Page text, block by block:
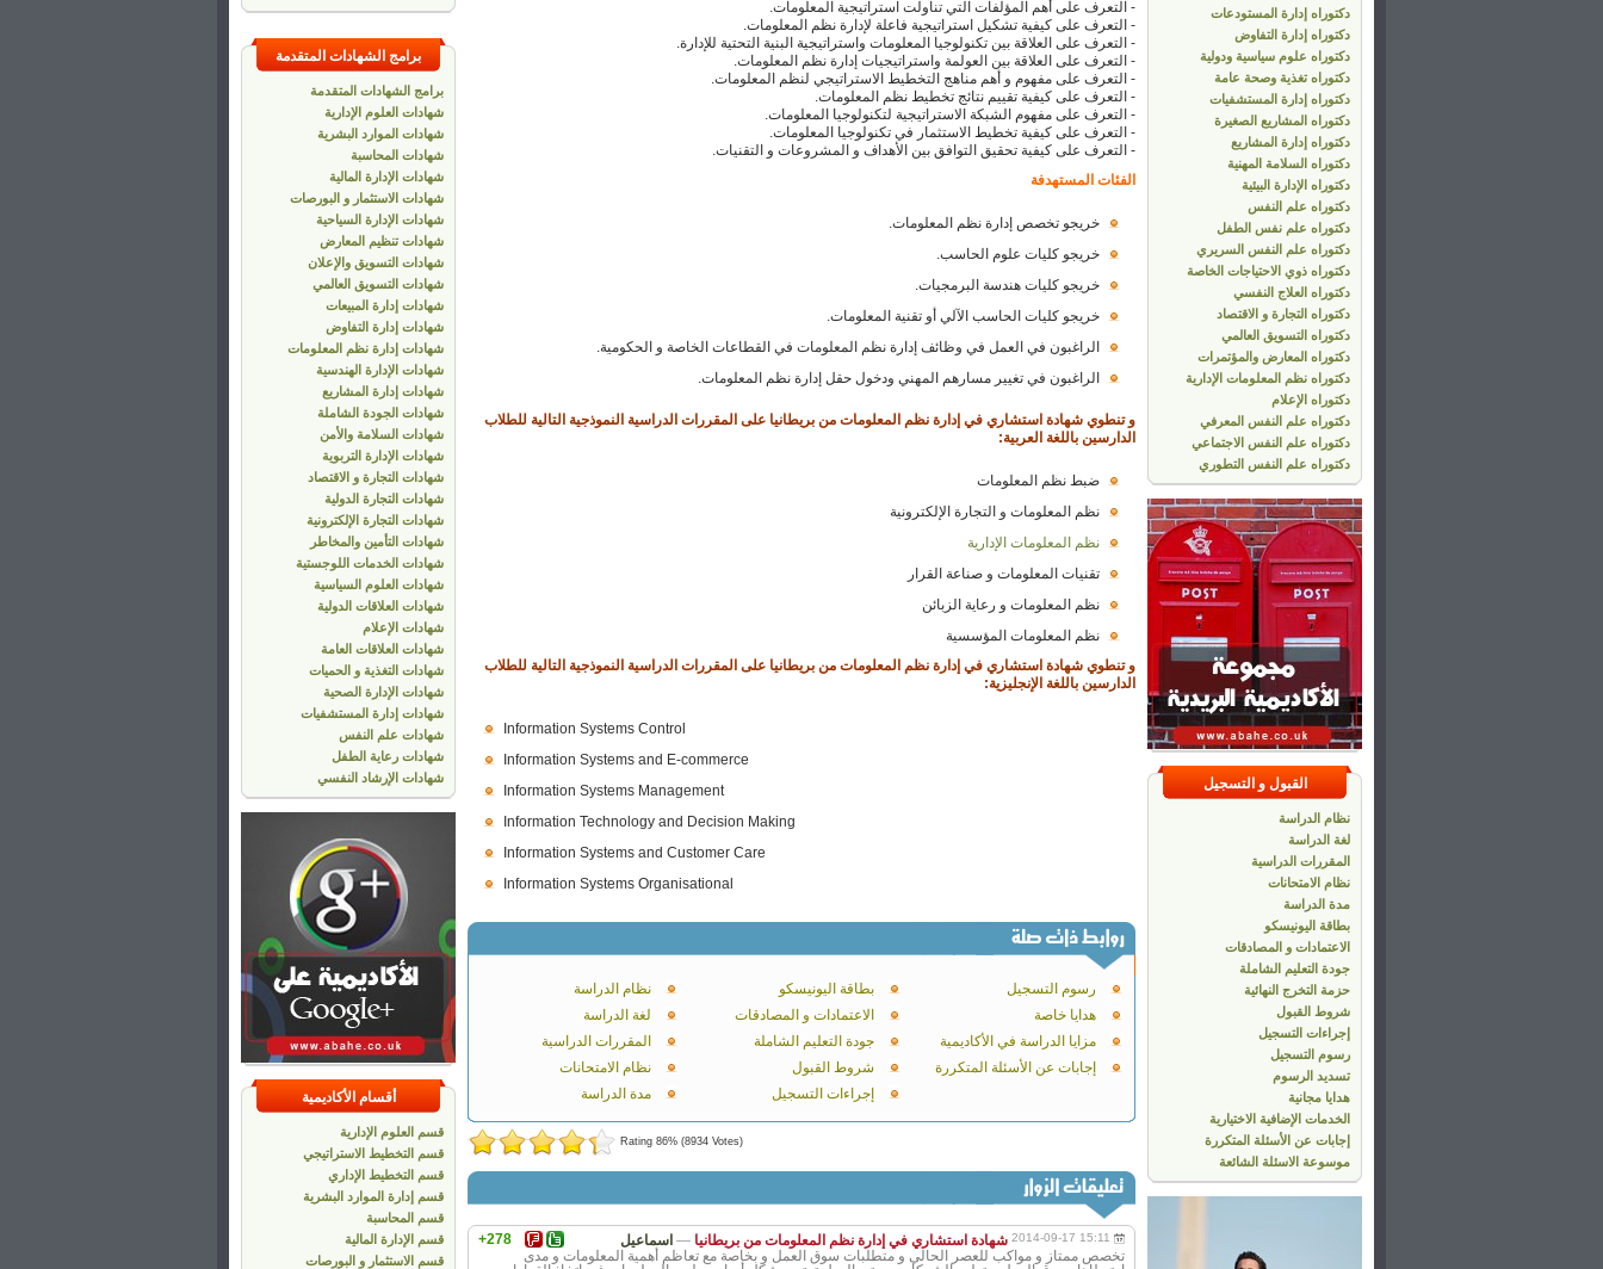
برامج الشهادات المتقدمة
برامج الشهادات المتقدمة
شهادات العلوم الإدارية
شهادات الموارد البشرية
شهادات المحاسبة
شهادات الإدارة المالية
شهادات الاستثمار و البورصات
شهادات الإدارة السياحية
شهادات تنظيم المعارض
شهادات التسويق والإعلان
شهادات التسويق العالمي
شهادات إدارة المبيعات
شهادات إدارة التفاوض
شهادات إدارة نظم المعلومات
شهادات الإدارة الهندسية
شهادات إدارة المشاريع
شهادات الجودة الشاملة
شهادات السلامة والأمن
شهادات الإدارة التربوية
شهادات التجارة و الاقتصاد
شهادات التجارة الدولية
شهادات التجارة الإلكترونية
شهادات التأمين والمخاطر
شهادات الخدمات اللوجستية
شهادات العلوم السياسية
شهادات العلاقات الدولية
شهادات الإعلام
شهادات العلاقات العامة
شهادات التغذية و الحميات
شهادات الإدارة الصحية
شهادات إدارة المستشفيات
شهادات علم النفس
شهادات رعاية الطفل
شهادات الإرشاد النفسي
أقسام الأكاديمية
قسم العلوم الإدارية
قسم التخطيط الاستراتيجي
قسم التخطيط الإداري
قسم إدارة الموارد البشرية
قسم المحاسبة
قسم الإدارة المالية
قسم الاستثمار و البورصات
- التعرف على أهم المؤلفات التي تناولت استراتيجية المعلومات.
- التعرف على كيفية تشكيل استراتيجية فاعلة لإدارة نظم المعلومات.
- التعرف على العلاقة بين تكنولوجيا المعلومات واستراتيجية البنية التحتية للإدارة.
- التعرف على العلاقة بين العولمة واستراتيجيات إدارة نظم المعلومات.
- التعرف على مفهوم و أهم مناهج التخطيط الاستراتيجي لنظم المعلومات.
- التعرف على كيفية تقييم نتائج تخطيط نظم المعلومات.
- التعرف على مفهوم الشبكة الاستراتيجية لتكنولوجيا المعلومات.
- التعرف على كيفية تخطيط الاستثمار في تكنولوجيا المعلومات.
- التعرف على كيفية تحقيق التوافق بين الأهداف و المشروعات و التقنيات.
الفئات المستهدفة
خريجو تخصص إدارة نظم المعلومات.
خريجو كليات علوم الحاسب.
خريجو كليات هندسة البرمجيات.
خريجو كليات الحاسب الآلي أو تقنية المعلومات.
الراغبون في العمل في وظائف إدارة نظم المعلومات في القطاعات الخاصة و الحكومية.
الراغبون في تغيير مسارهم المهني ودخول حقل إدارة نظم المعلومات.
و تنطوي شهادة استشاري في إدارة نظم المعلومات من بريطانيا على المقررات الدراسية النموذجية التالية للطلاب
الدارسين باللغة العربية:
ضبط نظم المعلومات
نظم المعلومات و التجارة الإلكترونية
نظم المعلومات الإدارية
تقنيات المعلومات و صناعة القرار
نظم المعلومات و رعاية الزبائن
نظم المعلومات المؤسسية
و تنطوي شهادة استشاري في إدارة نظم المعلومات من بريطانيا على المقررات الدراسية النموذجية التالية للطلاب
الدارسين باللغة الإنجليزية:
Information Systems Control
Information Systems and E-commerce
Information Systems Management
Information Technology and Decision Making
Information Systems and Customer Care
Information Systems Organisational
رسوم التسجيل
هدايا خاصة
مزايا الدراسة في الأكاديمية
إجابات عن الأسئلة المتكررة
بطاقة اليونيسكو
الاعتمادات و المصادقات
جودة التعليم الشاملة
شروط القبول
إجراءات التسجيل
نظام الدراسة
لغة الدراسة
المقررات الدراسية
نظام الامتحانات
مدة الدراسة
Rating 86% (8934 Votes)
+278 شهادة استشاري في إدارة نظم المعلومات من بريطانيا — اسماعيل 2014-09-17 15:11
تخصص ممتاز و مواكب للعصر الحالي و متطلبات سوق العمل و بخاصة مع تعاظم أهمية المعلومات و مدى
دكتوراه إدارة المستودعات
دكتوراه إدارة التفاوض
دكتوراه علوم سياسية ودولية
دكتوراه تغذية وصحة عامة
دكتوراه إدارة المستشفيات
دكتوراه المشاريع الصغيرة
دكتوراه إدارة المشاريع
دكتوراه السلامة المهنية
دكتوراه الإدارة البيئية
دكتوراه علم النفس
دكتوراه علم نفس الطفل
دكتوراه علم النفس السريري
دكتوراه ذوي الاحتياجات الخاصة
دكتوراه العلاج النفسي
دكتوراه التجارة و الاقتصاد
دكتوراه التسويق العالمي
دكتوراه المعارض والمؤتمرات
دكتوراه نظم المعلومات الإدارية
دكتوراه الإعلام
دكتوراه علم النفس المعرفي
دكتوراه علم النفس الاجتماعي
دكتوراه علم النفس التطوري
القبول و التسجيل
نظام الدراسة
لغة الدراسة
المقررات الدراسية
نظام الامتحانات
مدة الدراسة
بطاقة اليونيسكو
الاعتمادات و المصادقات
جودة التعليم الشاملة
حزمة التخرج النهائية
شروط القبول
إجراءات التسجيل
رسوم التسجيل
تسديد الرسوم
هدايا مجانية
الخدمات الإضافية الاختيارية
إجابات عن الأسئلة المتكررة
موسوعة الاسئلة الشائعة